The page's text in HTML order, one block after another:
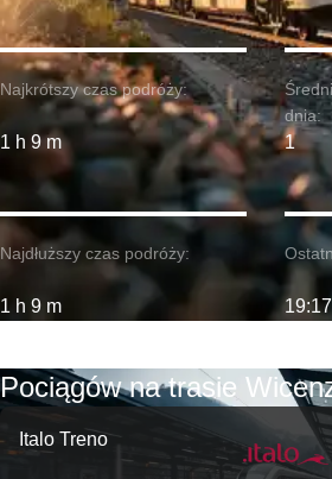
Najkrótszy czas podróży:
1 h 9 m
Najdłuższy czas podróży:
1 h 9 m
dnia:
1
19:17
Pociągów na trasie
Italo Treno